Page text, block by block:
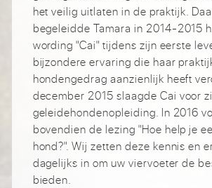
het veilig uitlaten in de praktijk.
begeleidde Tamara in 2014-2015
wording "Cai" tijdens zijn eerste
bijzondere ervaring die haar
hondengedrag aanzienlijk heeft
december 2015 slaagde Cai voor
geleidehondenopleiding. In 2016
bovendien de lezing "Hoe help je
hond?". Wij zetten deze kennis en
dagelijks in om uw viervoeter de
bieden.